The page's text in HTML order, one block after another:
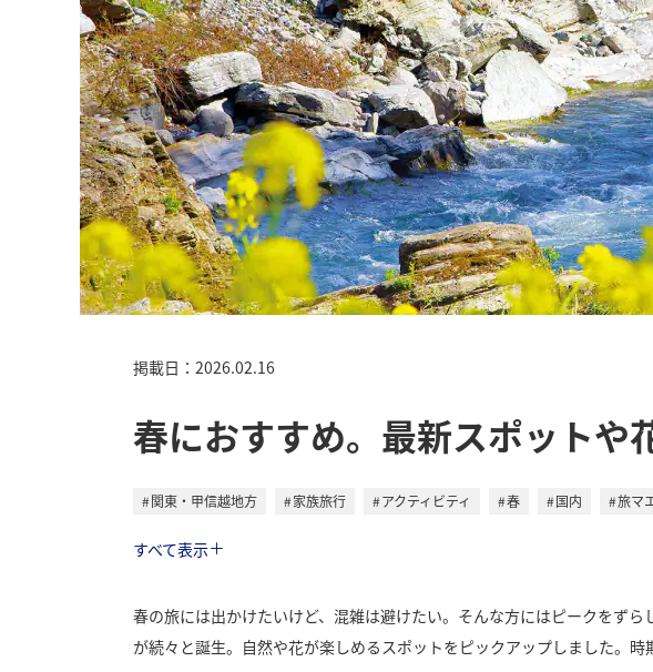
掲載日：2026.02.16
春におすすめ。最新スポットや
関東・甲信越地方 家族旅行 アクティビティ 春 国内 旅マ
すべて表示
春の旅には出かけたいけど、混雑は避けたい。そんな方にはピークをず
が続々と誕生。自然や花が楽しめるスポットをピックアップしました。時